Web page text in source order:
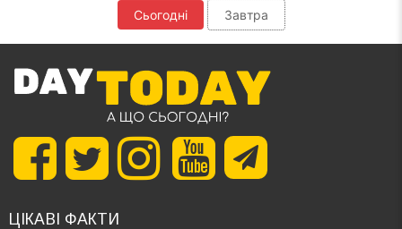
Сьогодні Завтра
ЦІКАВІ ФАКТИ